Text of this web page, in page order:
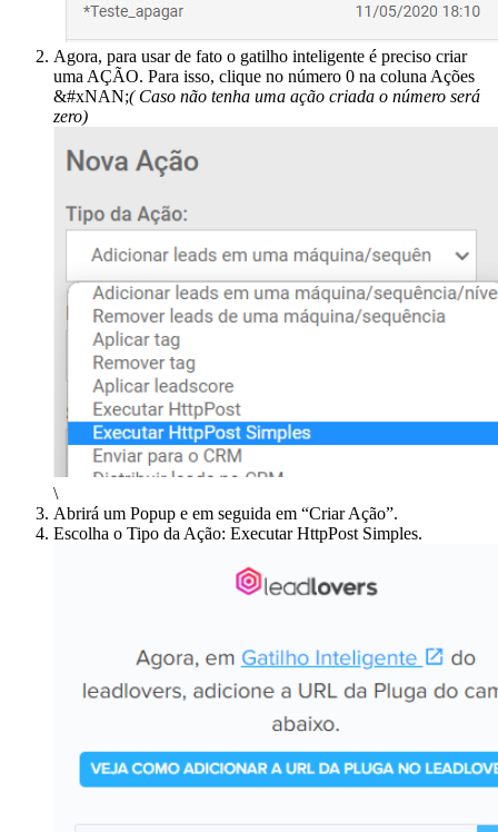
Agora, para usar de fato o gatilho inteligente é preciso criar
uma AÇÃO. Para isso, clique no número 0 na coluna Ações
&#xNAN;( Caso não tenha uma ação criada o número será
zero)
\
Abrirá um Popup e em seguida em “Criar Ação”.
Escolha o Tipo da Ação: Executar HttpPost Simples.